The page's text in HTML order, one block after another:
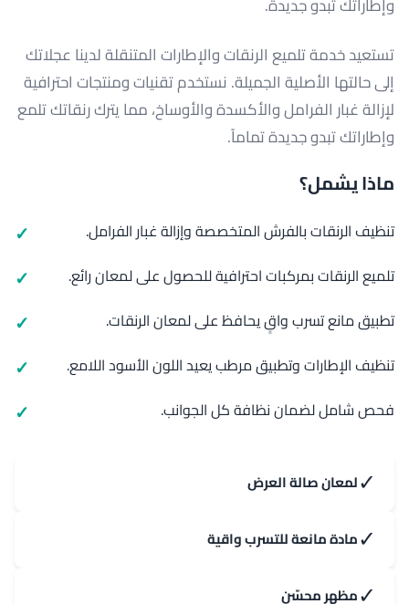
تستعيد خدمة تلميع الرنقات والإطارات المتنقلة لدينا عجلاتك
إلى حالتها الأصلية الجميلة. نستخدم تقنيات ومنتجات احترافية
لإزالة غبار الفرامل والأكسدة والأوساخ، مما يترك رنقاتك تلمع
وإطاراتك تبدو جديدة تماماً.
ماذا يشمل؟
تنظيف الرنقات بالفرش المتخصصة وإزالة غبار الفرامل.
تلميع الرنقات بمركبات احترافية للحصول على لمعان رائع.
تطبيق مانع تسرب واقٍ يحافظ على لمعان الرنقات.
تنظيف الإطارات وتطبيق مرطب يعيد اللون الأسود اللامع.
فحص شامل لضمان نظافة كل الجوانب.
✓لمعان صالة العرض
✓مادة مانعة للتسرب واقية
✓مظهر محسّن